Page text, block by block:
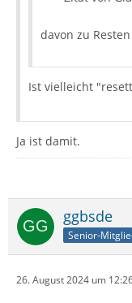
davon zu Resten
Ist vielleicht
Ja ist damit.
ggbsde
Senior-
26. August 2024 um